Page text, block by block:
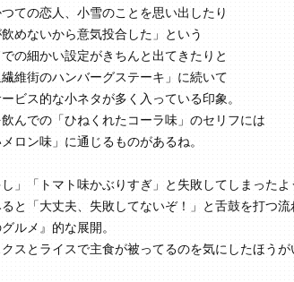
ての恋人、小雪のことを思い出したり
飲めないから意気投合した」という
の細かい設定がきちんと出てきたりと
維街のハンバーグステーキ」に続いて
ビス的な小ネタが多く入っている印象。
んでの「ひねくれたコーラ味」のセリフには
ロン味」に通じるものがあるね。
」「トマト味かぶりすぎ」と失敗してしまった
と「大丈夫、失敗してないぞ！」と舌鼓を打つ流
ルメ』的な展開。
スとライスで主食が被ってるのを気にしたほうが